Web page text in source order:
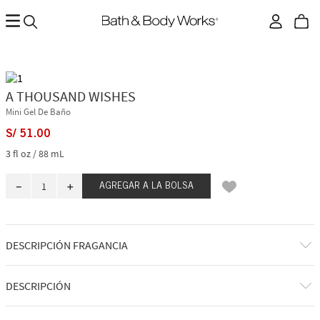
A THOUSAND WISHES
Mini Gel De Baño
S/ 51.00
3 fl oz / 88 mL
＋
－ AGREGAR A LA BOLSA
DESCRIPCIÓN FRAGANCIA
A qué huele: una celebración dulce y reconfortante.
DESCRIPCIÓN